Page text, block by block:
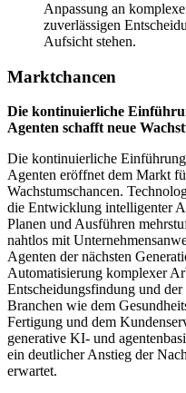
Anpassung an
zuverlässigen
Aufsicht stehen.
Marktchancen
Die kontinuierliche
Agenten schafft neue
Die kontinuierliche
Agenten eröffnet dem Markt
Wachstumschancen.
die Entwicklung intelligenter
Planen und Ausführen
nahtlos mit
Agenten der nächsten
Automatisierung komplexer
Entscheidungsfindung und
Branchen wie dem
Fertigung und dem
generative KI- und
ein deutlicher Anstieg der
erwartet.